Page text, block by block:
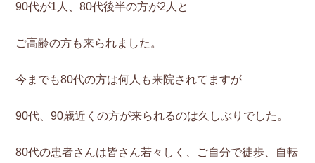
90代が1人、80代後半の方が2人と
ご高齢の方も来られました。
今までも80代の方は何人も来院されてますが
90代、90歳近くの方が来られるのは久しぶりでした。
80代の患者さんは皆さん若々しく、ご自分で徒歩、自転